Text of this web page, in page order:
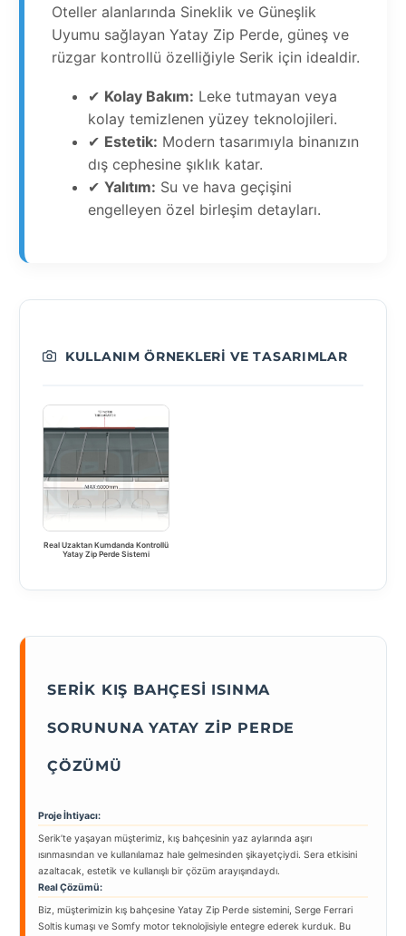
Oteller alanlarında Sineklik ve Güneşlik
Uyumu sağlayan Yatay Zip Perde, güneş ve
rüzgar kontrollü özelliğiyle Serik için idealdir.
✔ Kolay Bakım: Leke tutmayan veya
kolay temizlenen yüzey teknolojileri.
✔ Estetik: Modern tasarımıyla binanızın
dış cephesine şıklık katar.
✔ Yalıtım: Su ve hava geçişini
engelleyen özel birleşim detayları.
KULLANIM ÖRNEKLERI VE TASARIMLAR
Real Uzaktan Kumdanda Kontrollü
Yatay Zip Perde Sistemi
SERIK KIŞ BAHÇESI ISINMA
SORUNUNA YATAY ZIP PERDE
ÇÖZÜMÜ
Proje İhtiyacı:
Serik’te yaşayan müşterimiz, kış bahçesinin yaz aylarında aşırı
ısınmasından ve kullanılamaz hale gelmesinden şikayetçiydi. Sera etkisini
azaltacak, estetik ve kullanışlı bir çözüm arayışındaydı.
Real Çözümü:
Biz, müşterimizin kış bahçesine Yatay Zip Perde sistemini, Serge Ferrari
Soltis kumaşı ve Somfy motor teknolojisiyle entegre ederek kurduk. Bu